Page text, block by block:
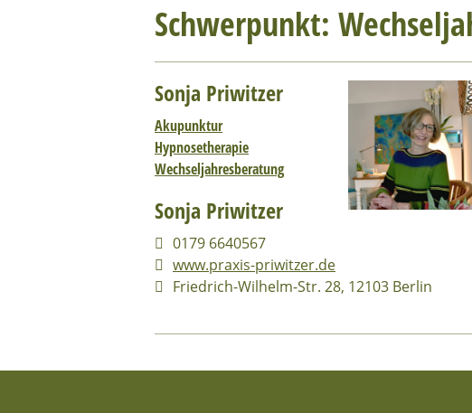
Schwerpunkt:
Sonja Priwitzer
Akupunktur
Hypnosetherapie
Wechseljahresberatung
Sonja Priwitzer
0179 6640567
www.praxis-priwitzer.de
Friedrich-Wilhelm-Str. 28, 12103 Berlin